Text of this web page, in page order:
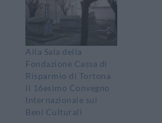
Alla Sala della
Fondazione Cassa di
Risparmio di Tortona
il 16esimo Convegno
Internazionale sui
Beni Culturali